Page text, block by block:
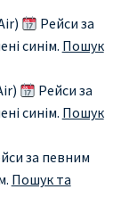
НА БОРТУ
ДЛЯ
Рейси за
синім. Пошук
Рейси за
синім. Пошук
за певним
Пошук та